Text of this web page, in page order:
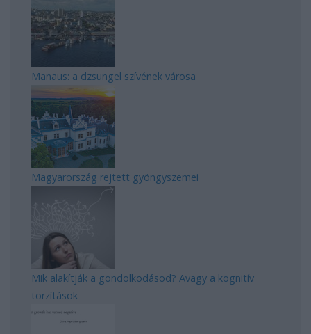
Manaus: a dzsungel szívének városa
Magyarország rejtett gyöngyszemei
Mik alakítják a gondolkodásod? Avagy a kognitív
torzítások